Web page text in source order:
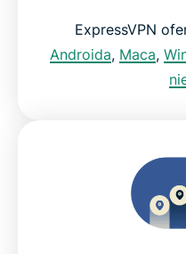
ExpressVPN
Androida, Maca,